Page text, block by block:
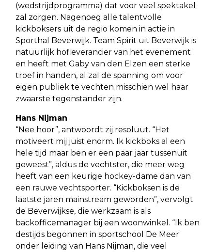
(wedstrijdprogramma) dat voor veel spektakel
zal zorgen. Nagenoeg alle talentvolle
kickboksers uit de regio komen in actie in
Sporthal Beverwijk. Team Spirit uit Beverwijk is
natuurlijk hofleverancier van het evenement
en heeft met Gaby van den Elzen een sterke
troef in handen, al zal de spanning om voor
eigen publiek te vechten misschien wel haar
zwaarste tegenstander zijn.
Hans Nijman
“Nee hoor”, antwoordt zij resoluut. “Het
motiveert mij juist enorm. Ik kickboks al een
hele tijd maar ben er een paar jaar tussenuit
geweest”, aldus de vechtster, die meer weg
heeft van een keurige hockey-dame dan van
een rauwe vechtsporter. “Kickboksen is de
laatste jaren mainstream geworden”, vervolgt
de Beverwijkse, die werkzaam is als
backofficemanager bij een woonwinkel. “Ik ben
destijds begonnen in sportschool De Meer
onder leiding van Hans Nijman, die veel